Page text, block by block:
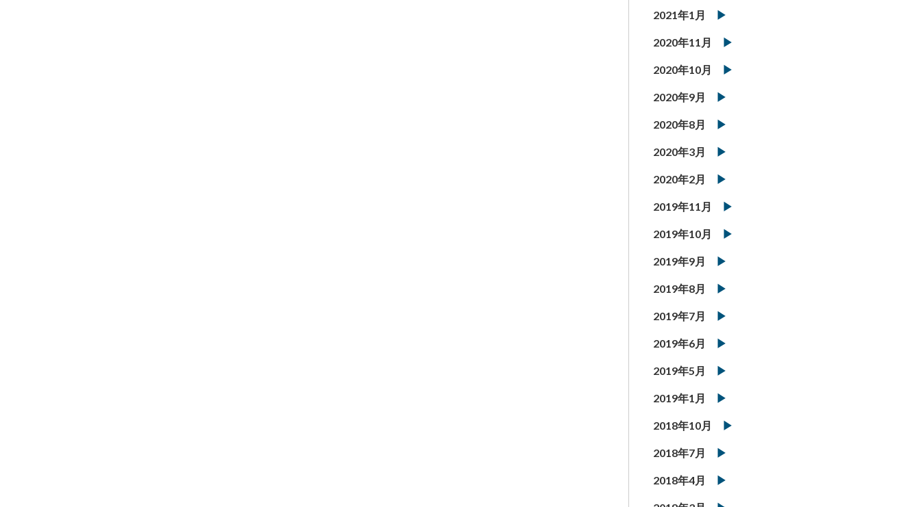
2021年1月
2020年11月
2020年10月
2020年9月
2020年8月
2020年3月
2020年2月
2019年11月
2019年10月
2019年9月
2019年8月
2019年7月
2019年6月
2019年5月
2019年1月
2018年10月
2018年7月
2018年4月